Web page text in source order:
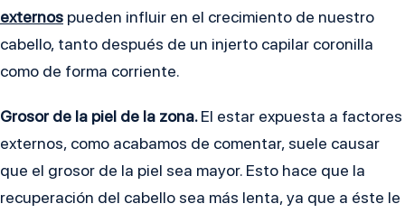
externos pueden influir en el crecimiento de nuestro
cabello, tanto después de un injerto capilar coronilla
como de forma corriente.
Grosor de la piel de la zona.El estar expuesta a factores
externos, como acabamos de comentar, suele causar
que el grosor de la piel sea mayor. Esto hace que la
recuperación del cabello sea más lenta, ya que a éste le